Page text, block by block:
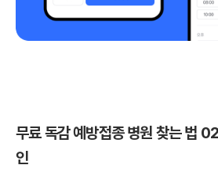
무료 독감 예방접종 병원 찾는 법
인